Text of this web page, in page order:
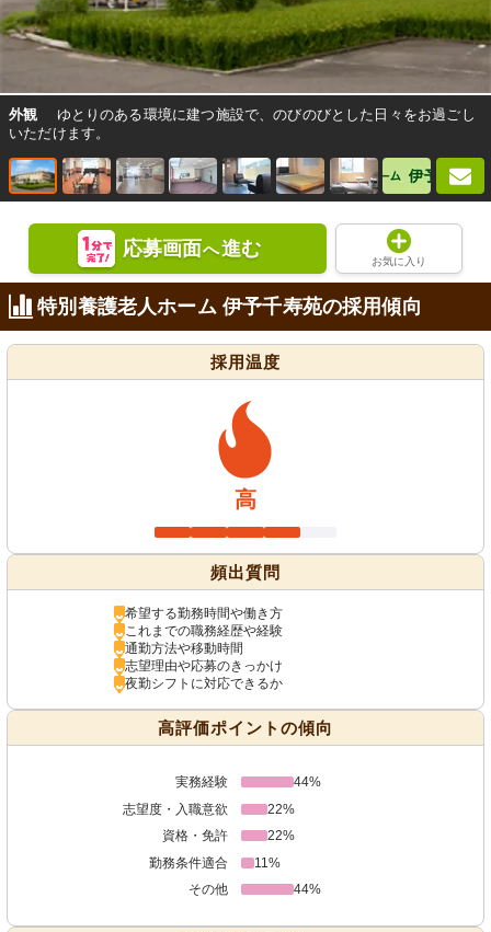
外観
ゆとりのある環境に建つ施設で、のびのびとした日々をお過ごし
いただけます。
応募画面へ進む
お気に入り
特別養護老人ホーム 伊予千寿苑の採用傾向
採用温度
高
頻出質問
希望する勤務時間や働き方
これまでの職務経歴や経験
通勤方法や移動時間
志望理由や応募のきっかけ
夜勤シフトに対応できるか
高評価ポイントの傾向
実務経験
44%
志望度・入職意欲
22%
資格・免許
22%
勤務条件適合
11%
その他
44%